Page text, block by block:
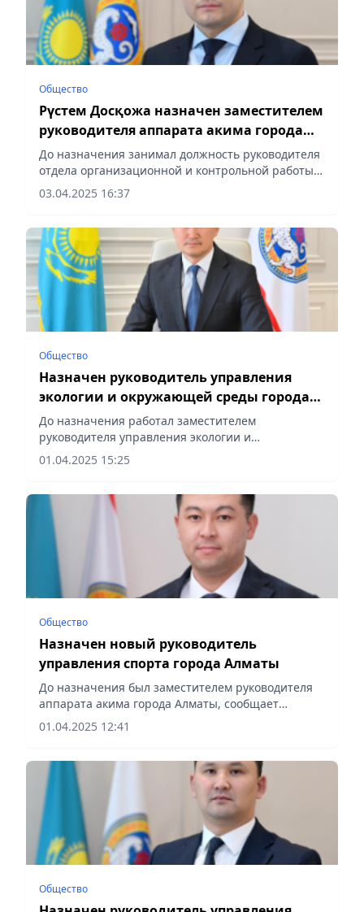
Общество
Рүстем Досқожа назначен заместителем
руководителя аппарата акима города
Алматы
До назначения занимал должность руководителя
отдела организационной и контрольной работы
аппарата акима Алмалинского района города
Алматы, сообщает Vecher.kz.
03.04.2025 16:37
Общество
Назначен руководитель управления
экологии и окружающей среды города
Алматы
До назначения работал заместителем
руководителя управления экологии и
окружающией среды Алматы, сообщает Vecher.kz.
01.04.2025 15:25
Общество
Назначен новый руководитель
управления спорта города Алматы
До назначения был заместителем руководителя
аппарата акима города Алматы, сообщает
Vecher.kz.
01.04.2025 12:41
Общество